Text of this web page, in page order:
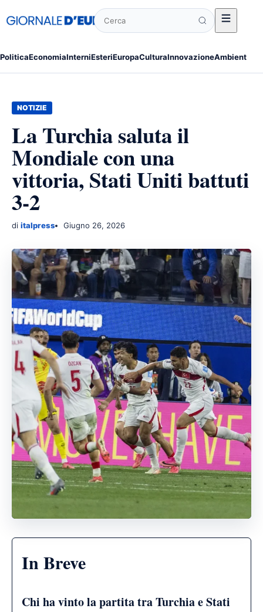
PoliticaEconomiaInterniEsteriEuropaCulturaInnovazioneAmbiente
Cerca
NOTIZIE
La Turchia saluta il
Mondiale con una
vittoria, Stati Uniti battuti
3-2
di italpress Giugno 26, 2026
In Breve
Chi ha vinto la partita tra Turchia e Stati